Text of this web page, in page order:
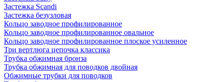
Застежка Scandi
Застежка безузловая
Кольцо заводное профилированное
Кольцо заводное профилированное овальное
Кольцо заводное профилированное плоское усиленное
Три вертлюга цепочка классика
Трубка обжимная бронза
Трубка обжимная для поводков двойная
Обжимные трубки для поводков